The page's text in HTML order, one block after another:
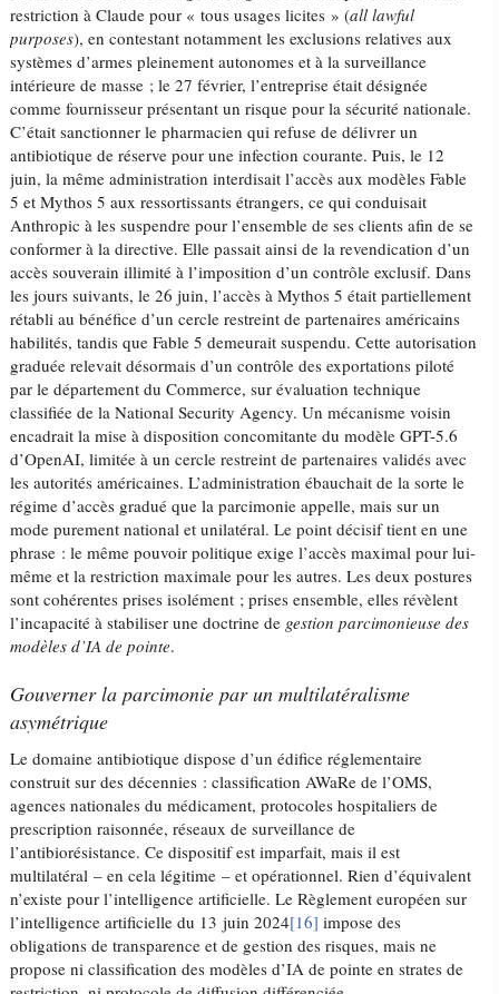
restriction à Claude pour « tous usages licites » (all lawful
purposes), en contestant notamment les exclusions relatives aux
systèmes d’armes pleinement autonomes et à la surveillance
intérieure de masse ; le 27 février, l’entreprise était désignée
comme fournisseur présentant un risque pour la sécurité nationale.
C’était sanctionner le pharmacien qui refuse de délivrer un
antibiotique de réserve pour une infection courante. Puis, le 12
juin, la même administration interdisait l’accès aux modèles Fable
5 et Mythos 5 aux ressortissants étrangers, ce qui conduisait
Anthropic à les suspendre pour l’ensemble de ses clients afin de se
conformer à la directive. Elle passait ainsi de la revendication d’un
accès souverain illimité à l’imposition d’un contrôle exclusif. Dans
les jours suivants, le 26 juin, l’accès à Mythos 5 était partiellement
rétabli au bénéfice d’un cercle restreint de partenaires américains
habilités, tandis que Fable 5 demeurait suspendu. Cette autorisation
graduée relevait désormais d’un contrôle des exportations piloté
par le département du Commerce, sur évaluation technique
classifiée de la National Security Agency. Un mécanisme voisin
encadrait la mise à disposition concomitante du modèle GPT-5.6
d’OpenAI, limitée à un cercle restreint de partenaires validés avec
les autorités américaines. L’administration ébauchait de la sorte le
régime d’accès gradué que la parcimonie appelle, mais sur un
mode purement national et unilatéral. Le point décisif tient en une
phrase : le même pouvoir politique exige l’accès maximal pour lui-
même et la restriction maximale pour les autres. Les deux postures
sont cohérentes prises isolément ; prises ensemble, elles révèlent
l’incapacité à stabiliser une doctrine de gestion parcimonieuse des
modèles d’IA de pointe.
Gouverner la parcimonie par un multilatéralisme
asymétrique
Le domaine antibiotique dispose d’un édifice réglementaire
construit sur des décennies : classification AWaRe de l’OMS,
agences nationales du médicament, protocoles hospitaliers de
prescription raisonnée, réseaux de surveillance de
l’antibiorésistance. Ce dispositif est imparfait, mais il est
multilatéral – en cela légitime – et opérationnel. Rien d’équivalent
n’existe pour l’intelligence artificielle. Le Règlement européen sur
l’intelligence artificielle du 13 juin 2024[16] impose des
obligations de transparence et de gestion des risques, mais ne
propose ni classification des modèles d’IA de pointe en strates de